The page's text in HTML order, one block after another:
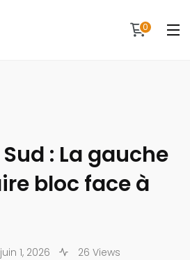
0
: La gauche
bloc face à
juin 1, 2026
26 Views